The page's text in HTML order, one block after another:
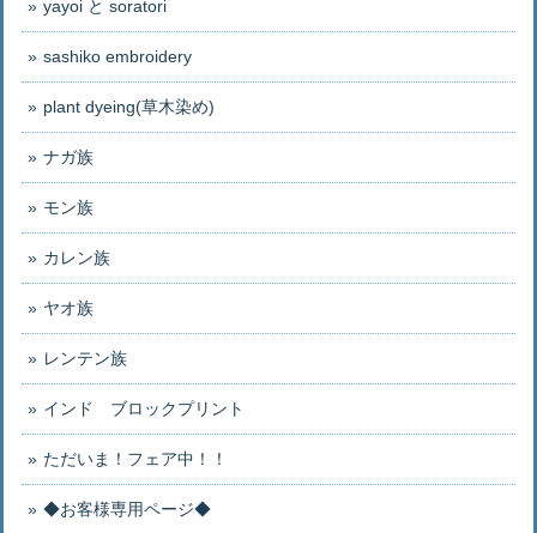
yayoi と soratori
sashiko embroidery
plant dyeing(草木染め)
ナガ族
モン族
カレン族
ヤオ族
レンテン族
インド ブロックプリント
ただいま！フェア中！！
◆お客様専用ページ◆